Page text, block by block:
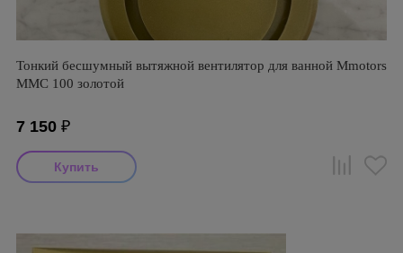
Тонкий бесшумный вытяжной вентилятор для ванной Mmotors
ММC 100 золотой
7 150 ₽